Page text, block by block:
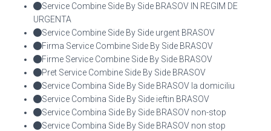
Service Combine Side By Side BRASOV IN REGIM DE
URGENTA
Service Combine Side By Side urgent BRASOV
Firma Service Combine Side By Side BRASOV
Firme Service Combine Side By Side BRASOV
Pret Service Combine Side By Side BRASOV
Service Combina Side By Side BRASOV la domiciliu
Service Combina Side By Side ieftin BRASOV
Service Combina Side By Side BRASOV non-stop
Service Combina Side By Side BRASOV non stop